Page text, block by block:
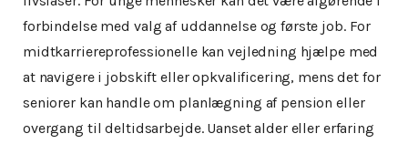
forbindelse med valg af uddannelse og første job. For
midtkarriereprofessionelle kan vejledning hjælpe med
at navigere i jobskift eller opkvalificering, mens det for
seniorer kan handle om planlægning af pension eller
overgang til deltidsarbejde. Uanset alder eller erfaring